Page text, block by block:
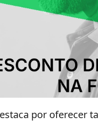
por oferecer